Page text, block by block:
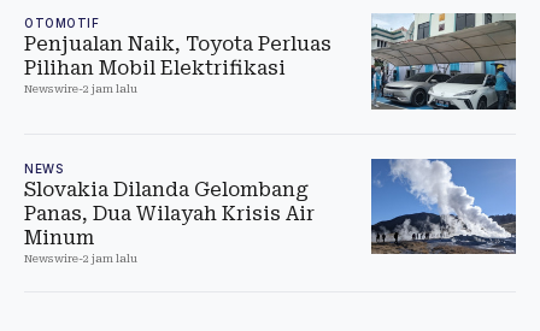
OTOMOTIF
Penjualan Naik, Toyota Perluas
Pilihan Mobil Elektrifikasi
Newswire-2 jam lalu
NEWS
Slovakia Dilanda Gelombang
Panas, Dua Wilayah Krisis Air
Minum
Newswire-2 jam lalu